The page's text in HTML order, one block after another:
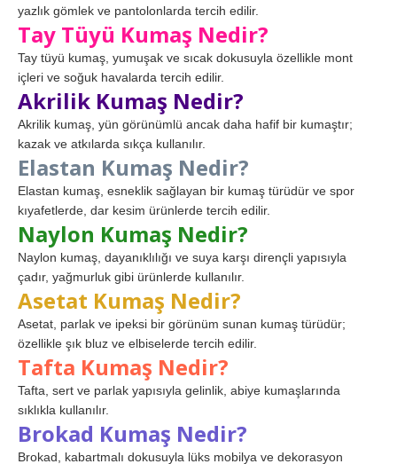
yazlık gömlek ve pantolonlarda tercih edilir.
Tay Tüyü Kumaş Nedir?
Tay tüyü kumaş, yumuşak ve sıcak dokusuyla özellikle mont
içleri ve soğuk havalarda tercih edilir.
Akrilik Kumaş Nedir?
Akrilik kumaş, yün görünümlü ancak daha hafif bir kumaştır;
kazak ve atkılarda sıkça kullanılır.
Elastan Kumaş Nedir?
Elastan kumaş, esneklik sağlayan bir kumaş türüdür ve spor
kıyafetlerde, dar kesim ürünlerde tercih edilir.
Naylon Kumaş Nedir?
Naylon kumaş, dayanıklılığı ve suya karşı dirençli yapısıyla
çadır, yağmurluk gibi ürünlerde kullanılır.
Asetat Kumaş Nedir?
Asetat, parlak ve ipeksi bir görünüm sunan kumaş türüdür;
özellikle şık bluz ve elbiselerde tercih edilir.
Tafta Kumaş Nedir?
Tafta, sert ve parlak yapısıyla gelinlik, abiye kumaşlarında
sıklıkla kullanılır.
Brokad Kumaş Nedir?
Brokad, kabartmalı dokusuyla lüks mobilya ve dekorasyon